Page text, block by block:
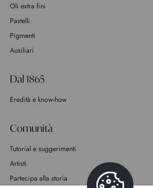
Oli extra fini
Pastelli
Pigmenti
Ausiliari
Dal 1865
Eredità e know-how
Comunità
Tutorial e suggerimenti
Artisti
Partecipa alla storia